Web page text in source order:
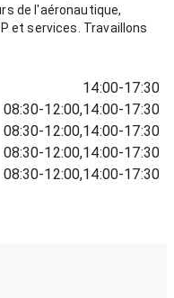
de l'aéronautique,
et services. Travaillons
14:00-17:30
08:30-12:00,14:00-17:30
08:30-12:00,14:00-17:30
08:30-12:00,14:00-17:30
08:30-12:00,14:00-17:30